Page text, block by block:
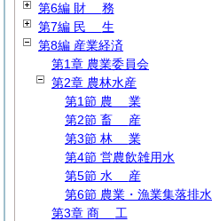
第6編 財 務
第7編 民 生
第8編 産業経済
第1章 農業委員会
第2章 農林水産
第1節 農 業
第2節 畜 産
第3節 林 業
第4節 営農飲雑用水
第5節 水 産
第6節 農業・漁業集落排水
第3章 商 工